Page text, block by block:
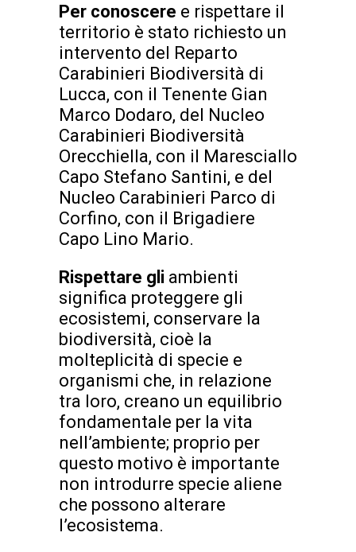
Per conoscere e rispettare il
territorio è stato richiesto un
intervento del Reparto
Carabinieri Biodiversità di
Lucca, con il Tenente Gian
Marco Dodaro, del Nucleo
Carabinieri Biodiversità
Orecchiella, con il Maresciallo
Capo Stefano Santini, e del
Nucleo Carabinieri Parco di
Corfino, con il Brigadiere
Capo Lino Mario.
Rispettare gli ambienti
significa proteggere gli
ecosistemi, conservare la
biodiversità, cioè la
molteplicità di specie e
organismi che, in relazione
tra loro, creano un equilibrio
fondamentale per la vita
nell’ambiente; proprio per
questo motivo è importante
non introdurre specie aliene
che possono alterare
l’ecosistema.